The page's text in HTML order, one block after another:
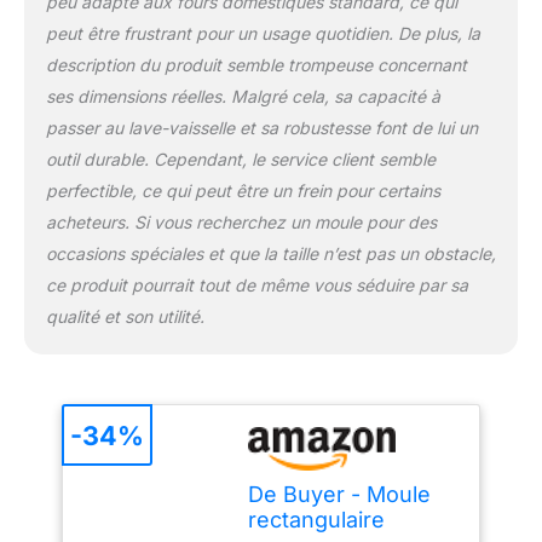
peut être frustrant pour un usage quotidien. De plus, la
description du produit semble trompeuse concernant
ses dimensions réelles. Malgré cela, sa capacité à
passer au lave-vaisselle et sa robustesse font de lui un
outil durable. Cependant, le service client semble
perfectible, ce qui peut être un frein pour certains
acheteurs. Si vous recherchez un moule pour des
occasions spéciales et que la taille n’est pas un obstacle,
ce produit pourrait tout de même vous séduire par sa
qualité et son utilité.
De Buyer - Moule
rectangulaire
-34%